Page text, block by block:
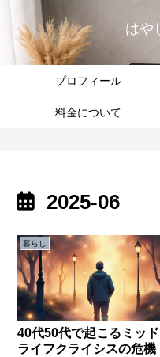
はや
プロフィール
料金について
2025-06
暮らし
40代50代で起こるミッド
ライフクライシスの危機